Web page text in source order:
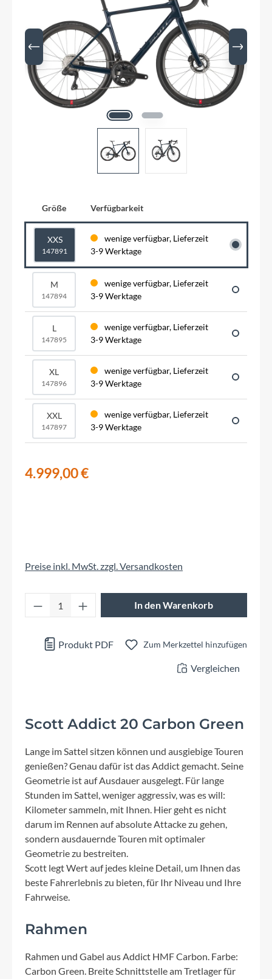
Größe Verfügbarkeit
XXS
147891
wenige verfügbar, Lieferzeit
3-9 Werktage
M
147894
wenige verfügbar, Lieferzeit
3-9 Werktage
L
147895
wenige verfügbar, Lieferzeit
3-9 Werktage
XL
147896
wenige verfügbar, Lieferzeit
3-9 Werktage
XXL
147897
wenige verfügbar, Lieferzeit
3-9 Werktage
4.999,00 €
Preise inkl. MwSt. zzgl. Versandkosten
Produkt Anzahl: Gib den gewünschten
In den Warenkorb
Produkt PDF Zum Merkzettel hinzufügen
Vergleichen
Scott Addict 20 Carbon Green
Lange im Sattel sitzen können und ausgiebige Touren
genießen? Genau dafür ist das Addict gemacht. Seine
Geometrie ist auf Ausdauer ausgelegt. Für lange
Stunden im Sattel, weniger aggressiv, was es will:
Kilometer sammeln, mit Ihnen. Hier geht es nicht
darum im Rennen auf absolute Attacke zu gehen,
sondern ausdauernde Touren mit optimaler
Geometrie zu bestreiten.
Scott legt Wert auf jedes kleine Detail, um Ihnen das
beste Fahrerlebnis zu bieten, für Ihr Niveau und Ihre
Fahrweise.
Rahmen
Rahmen und Gabel aus Addict HMF Carbon. Farbe:
Carbon Green. Breite Schnittstelle am Tretlager für